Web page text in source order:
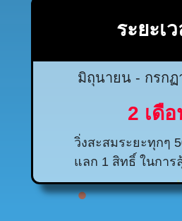
ระยะเ
มิถุนายน - กรกฏ
2 เดือ
วิ่งสะสมระยะทุกๆ
แลก 1 สิทธิ์ ในการ